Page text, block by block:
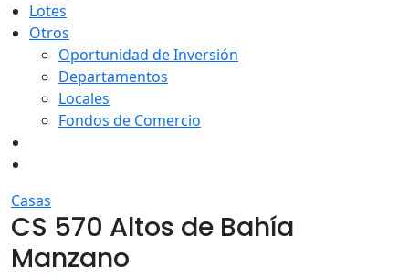
Lotes
Otros
Oportunidad de Inversión
Departamentos
Locales
Fondos de Comercio
Casas
CS 570 Altos de Bahía
Manzano